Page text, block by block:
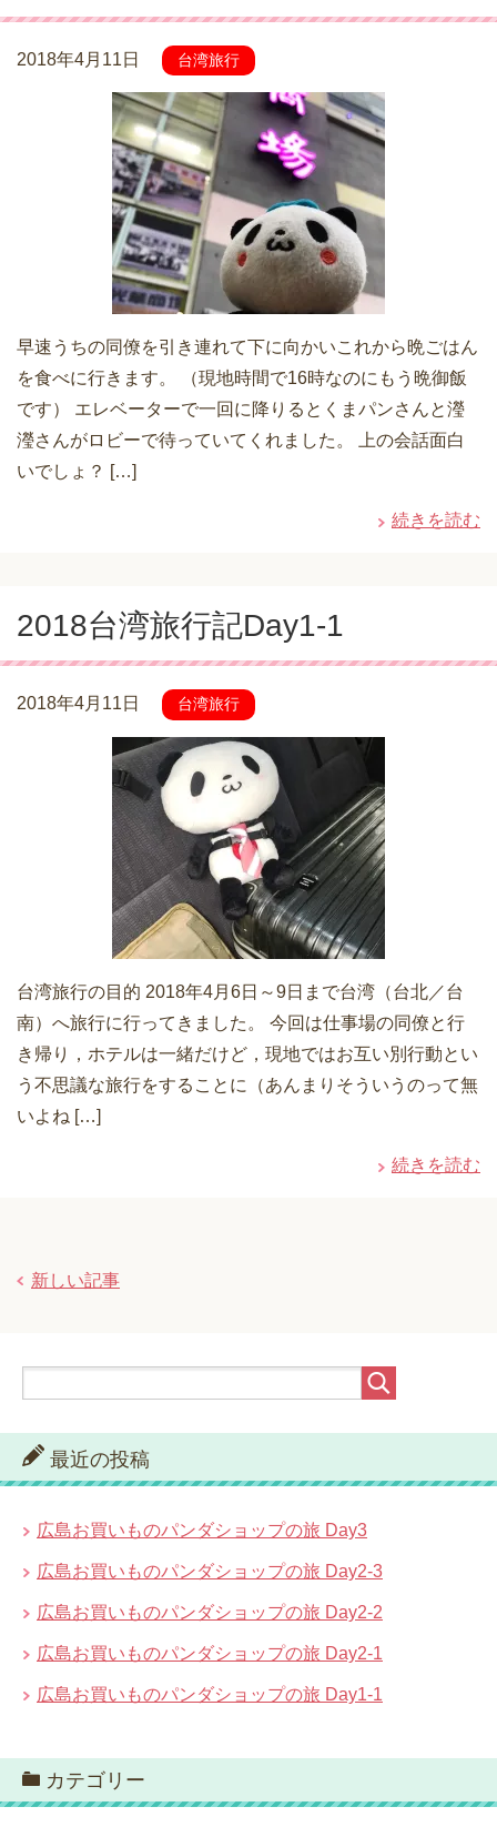
2018年4月11日 台湾旅行
早速うちの同僚を引き連れて下に向かいこれから晩ごはん
を食べに行きます。 （現地時間で16時なのにもう晩御飯
です） エレベーターで一回に降りるとくまパンさんと瀅
瀅さんがロビーで待っていてくれました。 上の会話面白
いでしょ？ […]
続きを読む
2018台湾旅行記Day1-1
2018年4月11日 台湾旅行
台湾旅行の目的 2018年4月6日～9日まで台湾（台北／台
南）へ旅行に行ってきました。 今回は仕事場の同僚と行
き帰り，ホテルは一緒だけど，現地ではお互い別行動とい
う不思議な旅行をすることに（あんまりそういうのって無
いよね […]
続きを読む
新しい記事
最近の投稿
広島お買いものパンダショップの旅 Day3
広島お買いものパンダショップの旅 Day2-3
広島お買いものパンダショップの旅 Day2-2
広島お買いものパンダショップの旅 Day2-1
広島お買いものパンダショップの旅 Day1-1
カテゴリー